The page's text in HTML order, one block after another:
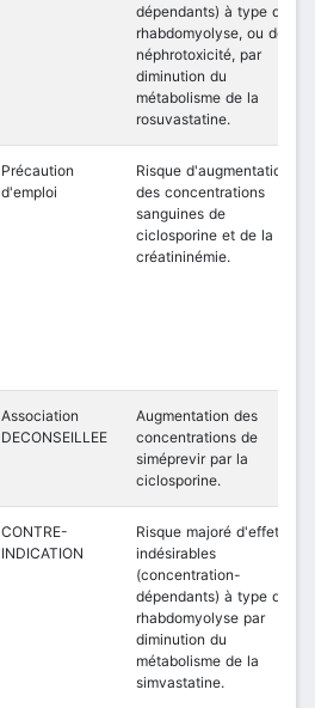
dépendants) à type de
rhabdomyolyse, ou de
néphrotoxicité, par
diminution du
métabolisme de la
rosuvastatine.
Précaution
d'emploi
Risque d'augmentation
des concentrations
sanguines de
ciclosporine et de la
créatininémie.
Association
DECONSEILLEE
Augmentation des
concentrations de
siméprevir par la
ciclosporine.
CONTRE-
INDICATION
Risque majoré d'effets
indésirables
(concentration-
dépendants) à type de
rhabdomyolyse par
diminution du
métabolisme de la
simvastatine.